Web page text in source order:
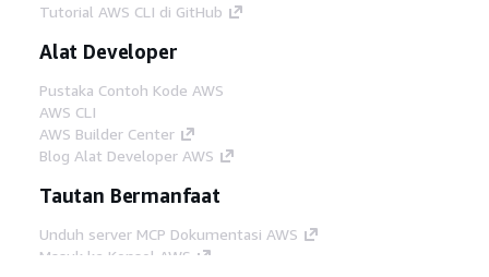
Tutorial AWS CLI di GitHub
Alat Developer
Pustaka Contoh Kode AWS
AWS CLI
AWS Builder Center
Blog Alat Developer AWS
Tautan Bermanfaat
Unduh server MCP Dokumentasi AWS
Masuk ke Konsol AWS